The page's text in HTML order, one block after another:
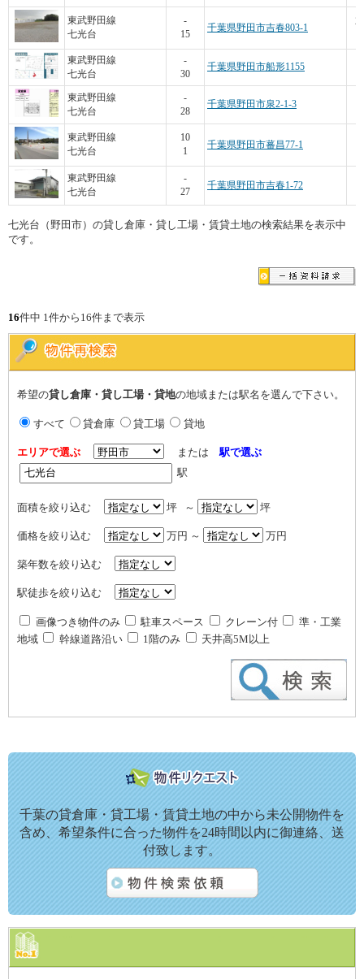
東武野田線
七光台
-
15
千葉県野田市吉春803-1
東武野田線
七光台
-
30
千葉県野田市船形1155
東武野田線
七光台
-
28
千葉県野田市泉2-1-3
東武野田線
七光台
10
1
千葉県野田市蕃昌77-1
東武野田線
七光台
-
27
千葉県野田市吉春1-72
七光台（野田市）の貸し倉庫・貸し工場・賃貸土地の検索結果を表示中
です。
16件中 1件から16件まで表示
希望の貸し倉庫・貸し工場・貸地の地域または駅名を選んで下さい。
すべて 貸倉庫 貸工場 貸地
エリアで選ぶ または駅で選ぶ
駅
面積を絞り込む 坪 ～ 坪
価格を絞り込む 万円 ～ 万円
築年数を絞り込む
駅徒歩を絞り込む
画像つき物件のみ 駐車スペース クレーン付
準・工業
地域
幹線道路沿い 1階のみ 天井高5M以上
千葉の貸倉庫・貸工場・賃貸土地の中から未公開物件を
含め、希望条件に合った物件を24時間以内に御連絡、送
付致します。